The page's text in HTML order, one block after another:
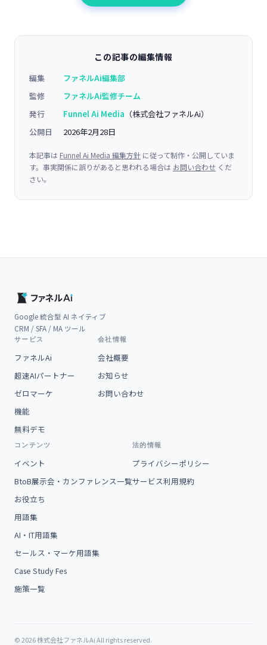
この記事の編集情報
編集
ファネルAi編集部
監修
ファネルAi監修チーム
発行
Funnel Ai Media （株式会社ファネルAi）
公開日
2026年2月28日
本記事は Funnel Ai Media 編集方針 に従って制作・公開していま
す。事実関係に誤りがあると思われる場合は お問い合わせ くだ
さい。
Google 統合型 AI ネイティブ
CRM / SFA / MA ツール
サービス
ファネルAi
超速AIパートナー
ゼロマーケ
機能
無料デモ
会社情報
会社概要
お知らせ
お問い合わせ
コンテンツ
イベント
BtoB展示会・カンファレンス一覧
お役立ち
用語集
AI・IT用語集
セールス・マーケ用語集
Case Study Fes
施策一覧
法的情報
プライバシーポリシー
サービス利用規約
© 2026 株式会社ファネルAi All rights reserved.